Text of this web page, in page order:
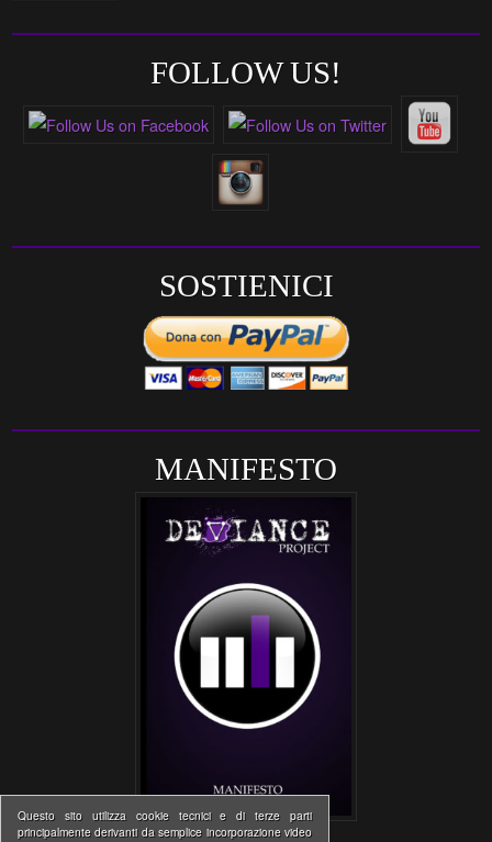
FOLLOW US!
SOSTIENICI
MANIFESTO
Questo sito utilizza cookie tecnici e di terze parti
principalmente derivanti da semplice incorporazione video